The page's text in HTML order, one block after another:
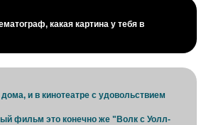
какая картина у тебя в
и в кинотеатре с удовольствием
фильм это конечно же "Волк с Уолл-